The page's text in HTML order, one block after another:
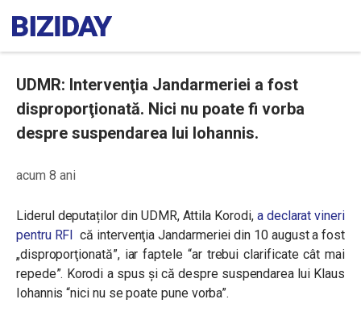
UDMR: Intervenţia Jandarmeriei a fost
disproporţionată. Nici nu poate fi vorba
despre suspendarea lui Iohannis.
acum 8 ani
Liderul deputaților din UDMR, Attila Korodi, a declarat vineri
pentru RFI că intervenţia Jandarmeriei din 10 august a fost
„disproporţionată”, iar faptele “ar trebui clarificate cât mai
repede”. Korodi a spus și că despre suspendarea lui Klaus
Iohannis “nici nu se poate pune vorba”.